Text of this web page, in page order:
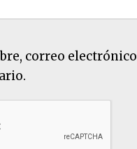
correo